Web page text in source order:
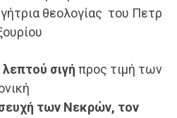
θεολογίας του Πετρ
λεπτού σιγή προς τιμή των
των Νεκρών, τον